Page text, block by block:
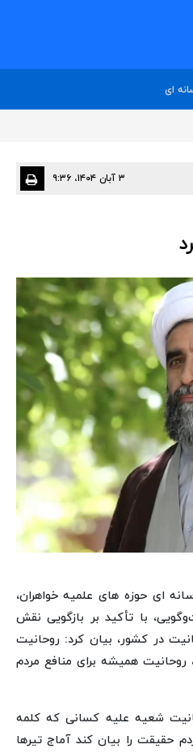
ای
۳ آبان ۱۴۰۴، ۹:۳۶
ای حوزه های علمیه خواهران،
با تأکید بر بازگویی نقش
در کشور، بیان کرد: روحانیت
همیشه برای منافع مردم
شعیه علیه کسانی که کلمه
حقیقت را بیان کند آماج تیرها